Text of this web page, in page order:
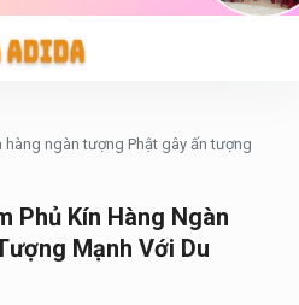
ngàn tượng Phật gây ấn tượng
Phủ Kín Hàng Ngàn
Mạnh Với Du